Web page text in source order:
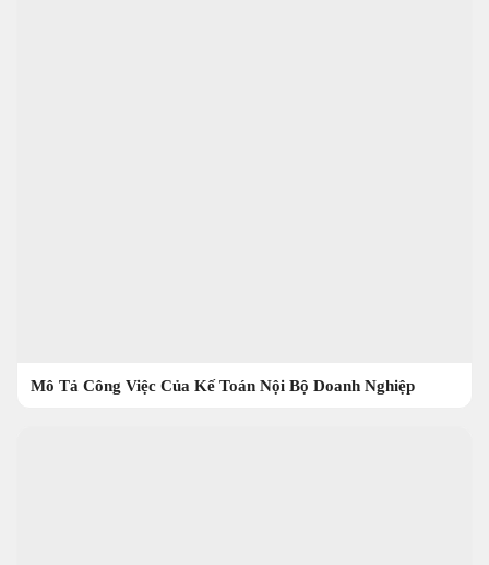
Mô Tả Công Việc Của Kế Toán Nội Bộ Doanh Nghiệp